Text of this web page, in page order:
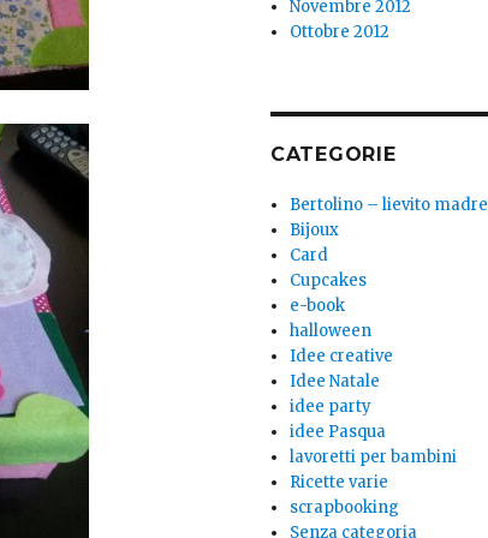
Novembre 2012
Ottobre 2012
CATEGORIE
Bertolino – lievito madre
Bijoux
Card
Cupcakes
e-book
halloween
Idee creative
Idee Natale
idee party
idee Pasqua
lavoretti per bambini
Ricette varie
scrapbooking
Senza categoria